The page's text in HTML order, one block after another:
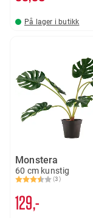
På lager i butikk
Monstera
60 cm kunstig
Karakter:
(3)
3.3 av 5 mulige
129,-